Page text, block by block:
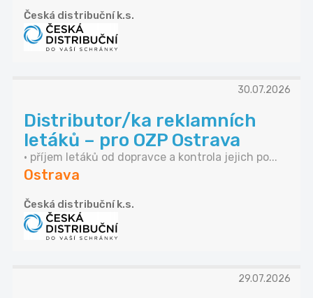
Česká distribuční k.s.
30.07.2026
Distributor/ka reklamních
letáků – pro OZP Ostrava
• příjem letáků od dopravce a kontrola jejich po...
Ostrava
Česká distribuční k.s.
29.07.2026